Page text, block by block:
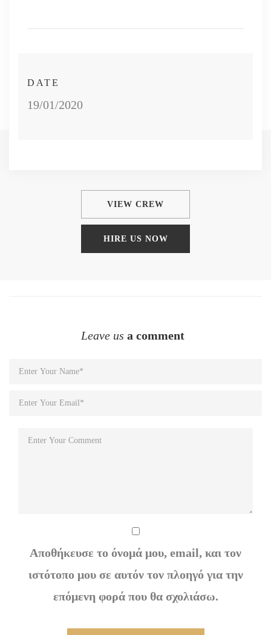
DATE
19/01/2020
VIEW CREW
HIRE US NOW
Leave us a comment
Αποθήκευσε το όνομά μου, email, και τον
ιστότοπο μου σε αυτόν τον πλοηγό για την
επόμενη φορά που θα σχολιάσω.